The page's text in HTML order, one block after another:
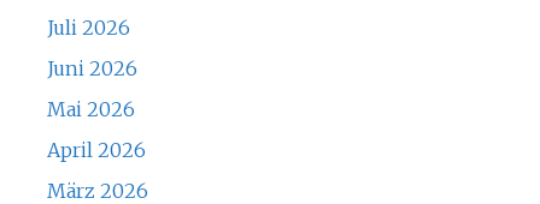
Juli 2026
Juni 2026
Mai 2026
April 2026
März 2026